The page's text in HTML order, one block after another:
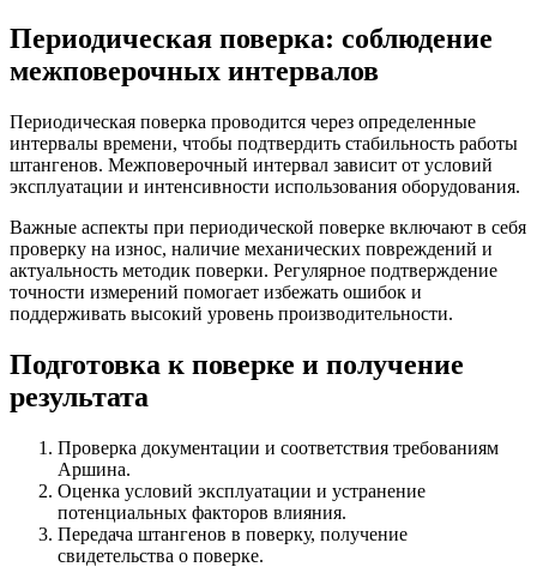
Периодическая поверка: соблюдение
межповерочных интервалов
Периодическая поверка проводится через определенные
интервалы времени, чтобы подтвердить стабильность работы
штангенов. Межповерочный интервал зависит от условий
эксплуатации и интенсивности использования оборудования.
Важные аспекты при периодической поверке включают в себя
проверку на износ, наличие механических повреждений и
актуальность методик поверки. Регулярное подтверждение
точности измерений помогает избежать ошибок и
поддерживать высокий уровень производительности.
Подготовка к поверке и получение
результата
Проверка документации и соответствия требованиям
Аршина.
Оценка условий эксплуатации и устранение
потенциальных факторов влияния.
Передача штангенов в поверку, получение
свидетельства о поверке.